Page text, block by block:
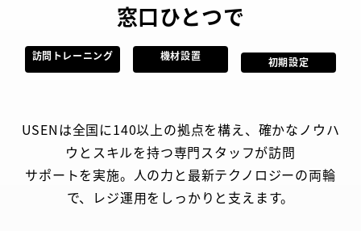
窓口ひとつで
訪問トレーニング 機材設置 初期設定
USENは全国に140以上の拠点を構え、確かなノウハ
ウとスキルを持つ専門スタッフが訪問
サポートを実施。人の力と最新テクノロジーの両輪
で、レジ運用をしっかりと支えます。